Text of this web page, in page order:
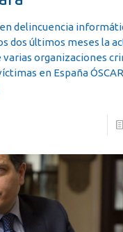
delincuencia
dos últimos meses la
varias organizaciones
en España